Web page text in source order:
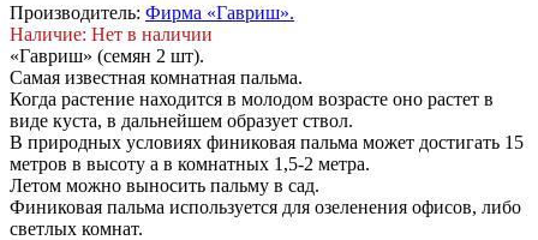
Производитель: Фирма «Гавриш».
Наличие: Нет в наличии
«Гавриш» (семян 2 шт).
Самая известная комнатная пальма.
Когда растение находится в молодом возрасте оно растет в
виде куста, в дальнейшем образует ствол.
В природных условиях финиковая пальма может достигать 15
метров в высоту а в комнатных 1,5-2 метра.
Летом можно выносить пальму в сад.
Финиковая пальма используется для озеленения офисов, либо
светлых комнат.